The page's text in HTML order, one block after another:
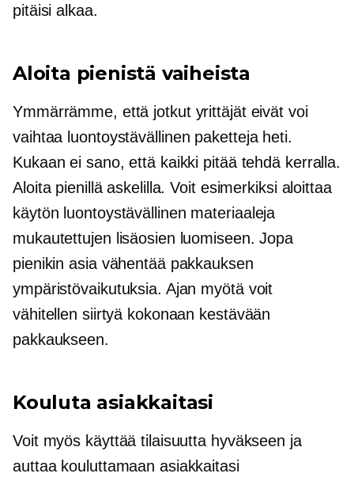
pitäisi alkaa.
Aloita pienistä vaiheista
Ymmärrämme, että jotkut yrittäjät eivät voi
vaihtaa luontoystävällinen paketteja heti.
Kukaan ei sano, että kaikki pitää tehdä kerralla.
Aloita pienillä askelilla. Voit esimerkiksi aloittaa
käytön luontoystävällinen materiaaleja
mukautettujen lisäosien luomiseen. Jopa
pienikin asia vähentää pakkauksen
ympäristövaikutuksia. Ajan myötä voit
vähitellen siirtyä kokonaan kestävään
pakkaukseen.
Kouluta asiakkaitasi
Voit myös käyttää tilaisuutta hyväkseen ja
auttaa kouluttamaan asiakkaitasi